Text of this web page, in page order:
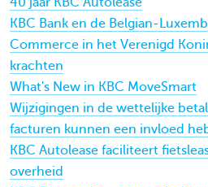
KBC Bank en de Belgian-
Commerce in het Verenigd
krachten
What's New in KBC MoveSmart
Wijzigingen in de wettelijke
facturen kunnen een invloed
KBC Autolease faciliteert
overheid